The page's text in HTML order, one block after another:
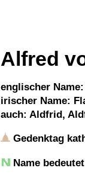
Alfred
englischer
irischer Name:
auch: Aldfrid,
Gedenktag
Name